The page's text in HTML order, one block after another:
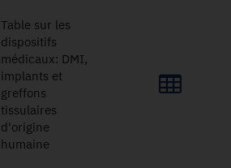
Table sur les
dispositifs
médicaux: DMI,
implants et
greffons
tissulaires
d'origine
humaine